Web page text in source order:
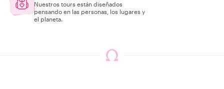
Nuestros tours están diseñados
pensando en las personas, los lugares y
el planeta.